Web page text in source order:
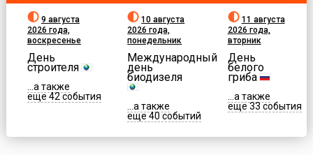
9 августа
2026 года,
воскресенье
День
строителя
...а также
еще 42 события
10 августа
2026 года,
понедельник
Международный
день
биодизеля
...а также
еще 40 событий
11 августа
2026 года,
вторник
День
белого
гриба
...а также
еще 33 события